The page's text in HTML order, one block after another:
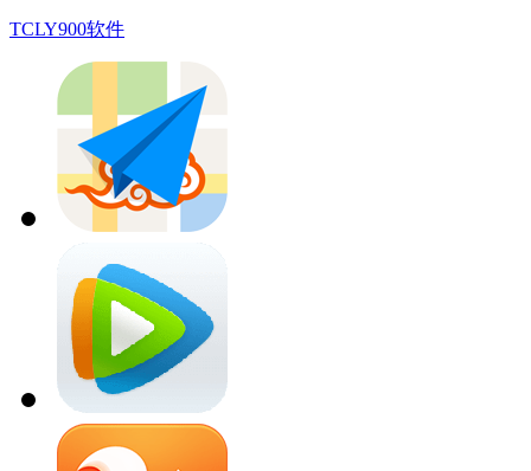
TCLY900软件